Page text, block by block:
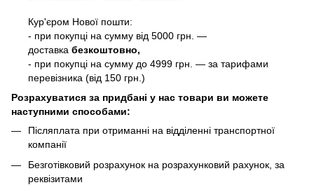
Кур'єром Нової пошти:
- при покупці на сумму від 5000 грн. —
доставка безкоштовно,
- при покупці на сумму до 4999 грн. — за тарифами
перевізника (від 150 грн.)
Розрахуватися за придбані у нас товари ви можете
наступними способами:
Післяплата при отриманні на відділенні транспортної
компанії
Безготівковий розрахунок на розрахунковий рахунок, за
реквізитами